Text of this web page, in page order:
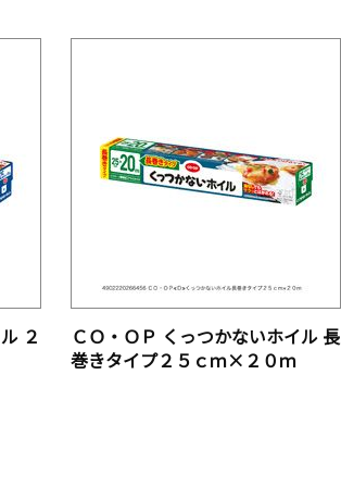
２
ＣＯ・ＯＰ くっつかないホイル 長
巻きタイプ２５ｃｍ×２０ｍ